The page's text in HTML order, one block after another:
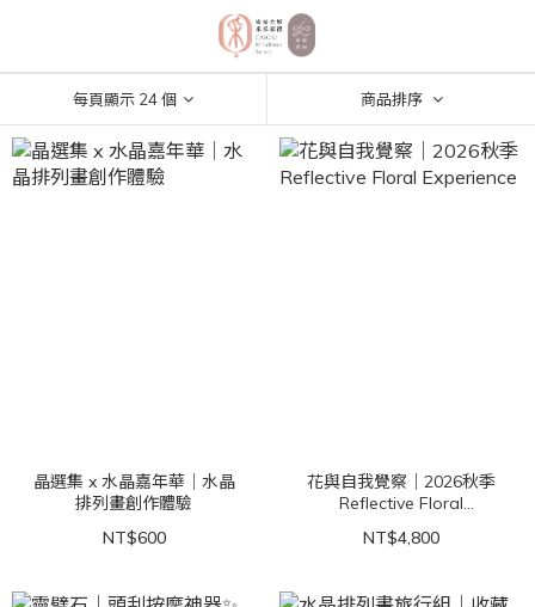
每頁顯示 24 個 商品排序
晶選集 x 水晶嘉年華｜水晶
排列畫創作體驗
NT$600
花與自我覺察｜2026秋季
Reflective Floral
Experience
NT$4,800